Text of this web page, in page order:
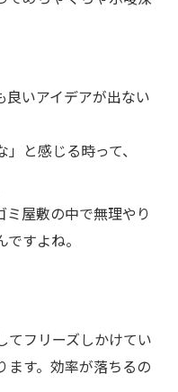
いアイデアが出ない
と感じる時って、
屋敷の中で無理やり
すよね。
てフリーズしかけてい
ます。効率が落ちるの